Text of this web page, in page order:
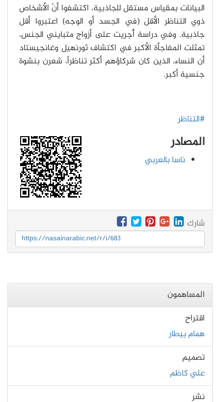
البيانات بمقياس مستقل للجاذبية، اكتشفوا أنّ الأشخاص
ذوي التناظر الأقل (في الجسد أو الوجه) اعتبروا أقل
جاذبية. وفي دراسة أُجريت على أزواج متبايني الجنس،
تمثلت المفاجأة الأكبر في اكتشاف ثورنهيل وغانجيستاد
أن النساء، الذين كان شركاؤهم أكثر تناظراً، شعرن بنشوة
جنسية أكبر.
#التناظر
المصادر
ناسا بالعربي
شارك
https://nasainarabic.net/r/i/683
المساهمون
اقتراح
همام بيطار
تصميم
علي كاظم
نشر